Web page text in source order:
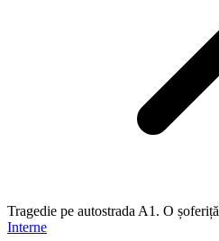
Tragedie pe autostrada A1. O
Interne